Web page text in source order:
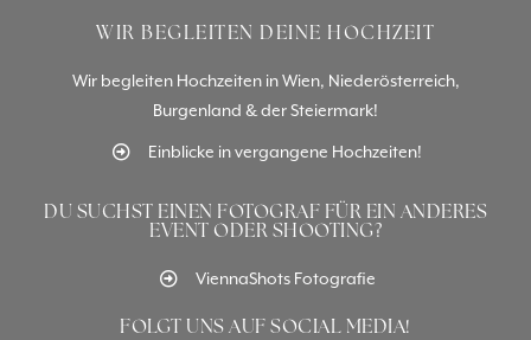
WIR BEGLEITEN DEINE HOCHZEIT
Wir begleiten Hochzeiten in Wien, Niederösterreich,
Burgenland & der Steiermark!
Einblicke in vergangene Hochzeiten!
DU SUCHST EINEN FOTOGRAF FÜR EIN ANDERES
EVENT ODER SHOOTING?
ViennaShots Fotografie
FOLGT UNS AUF SOCIAL MEDIA!